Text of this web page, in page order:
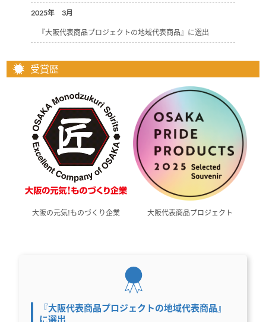
2025年 3月
『大阪代表商品プロジェクトの地域代表商品』に選出
受賞歴
大阪の元気！ものづくり企業 大阪代表商品プロジェクト
『大阪代表商品プロジェクトの地域代表商品』
に選出